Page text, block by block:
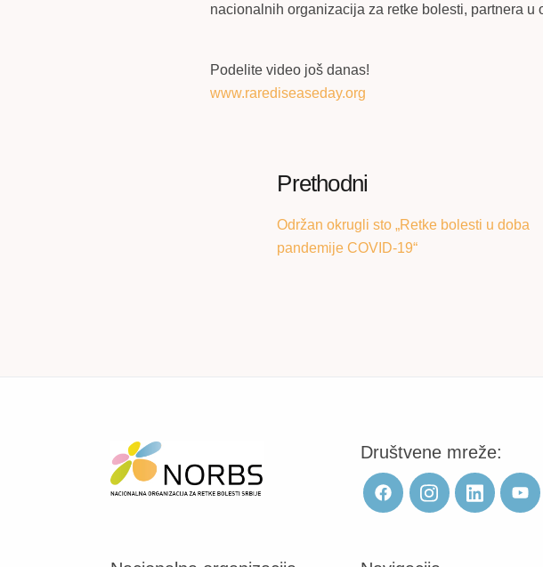
nacionalnih organizacija za retke bolesti, partnera u
Podelite video još danas!
www.rarediseaseday.org
Prethodni
Održan okrugli sto „Retke bolesti u doba
pandemije COVID-19“
Društvene mreže: